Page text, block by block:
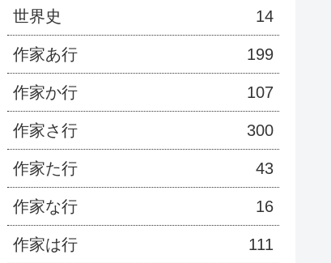
世界史 14
作家あ行 199
作家か行 107
作家さ行 300
作家た行 43
作家な行 16
作家は行 111